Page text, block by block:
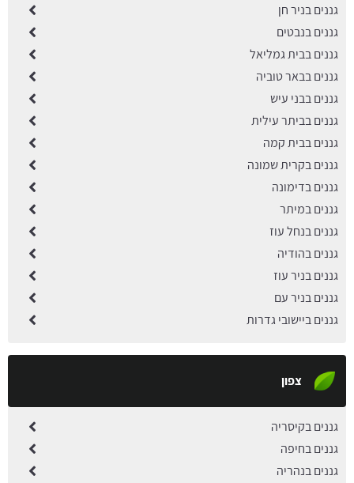
גננים בניר חן
גננים בנבטים
גננים בבית גמליאל
גננים בבאר טוביה
גננים בבני עיש
גננים בביתר עילית
גננים בבית קמה
גננים בקרית שמונה
גננים בדימונה
גננים במיתר
גננים בנחל עוז
גננים בהודיה
גננים בניר עוז
גננים בניר עם
גננים ביישובי גדרות
צפון
גננים בקיסריה
גננים בחיפה
גננים בנהריה